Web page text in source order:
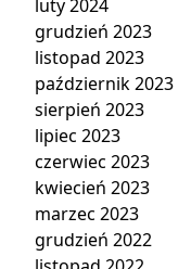
luty 2024
grudzień 2023
listopad 2023
październik 2023
sierpień 2023
lipiec 2023
czerwiec 2023
kwiecień 2023
marzec 2023
grudzień 2022